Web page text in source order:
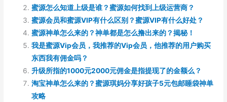
蜜源怎么知道上级是谁？蜜源如何找到上级运营商？
蜜源会员和蜜源VIP有什么区别？蜜源VIP有什么好处？
蜜源神单怎么来的？神单都是怎么撸出来的？揭秘！
我是蜜源Vip会员，我推荐的Vip会员，他推荐的用户购买
东西我有佣金吗？
升级所指的1000元2000元佣金是指提现了的金额么？
淘宝神单怎么来的？蜜源琪妈分享好孩子5元包邮睡袋神单
攻略